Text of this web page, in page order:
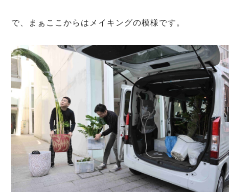
で、まぁここからはメイキングの模様です。